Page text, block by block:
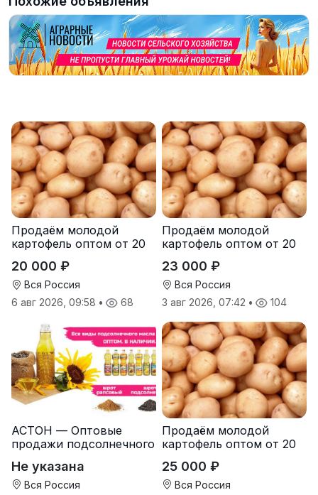
Продаём молодой
картофель оптом от 20
20 000 ₽
Вся Россия
6 авг 2026, 09:58 • 68
Продаём молодой
картофель оптом от 20
23 000 ₽
Вся Россия
3 авг 2026, 07:42 • 104
АСТОН — Оптовые
продажи подсолнечного
Экспорт
Не указана
Вся Россия
Продаём молодой
картофель оптом от 20
25 000 ₽
Вся Россия